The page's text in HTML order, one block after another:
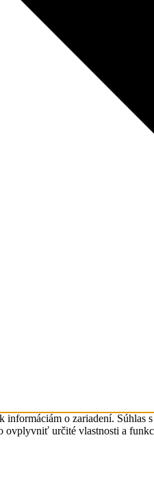
o zariadení.
ovplyvniť určité vlastnosti a